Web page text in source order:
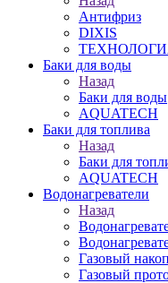
Антифриз
DIXIS
Баки для воды
Назад
Баки для воды
AQUATECH
Баки для топлива
Назад
Баки для
AQUATECH
Водонагреватели
Назад
Газовый
Газовый